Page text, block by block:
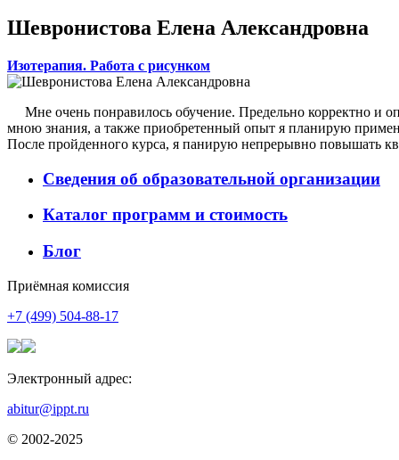
Шевронистова Елена Александровна
Изотерапия. Работа с рисунком
Мне очень понравилось обучение. Предельно корректно и
мною знания, а также приобретенный опыт я планирую
После пройденного курса, я панирую непрерывно повышать
Сведения об образовательной организации
Каталог программ и стоимость
Блог
Приёмная комиссия
+7 (499) 504-88-17
Электронный адрес:
abitur@ippt.ru
© 2002-2025